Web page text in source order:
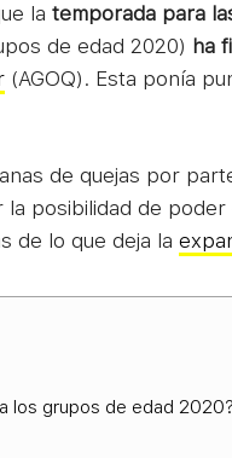
la temporada para
de edad 2020) ha
(AGOQ). Esta ponía
de quejas por
posibilidad de poder
de lo que deja la
los grupos de edad 2020?